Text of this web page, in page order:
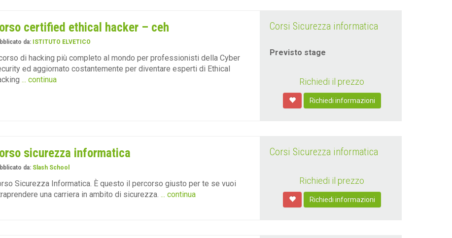
certified ethical hacker – ceh
da: ISTITUTO ELVETICO
di hacking più completo al mondo per professionisti della Cyber
ed aggiornato costantemente per diventare esperti di Ethical
... continua
Corsi Sicurezza informatica
Previsto stage
Richiedi il prezzo
Richiedi informazioni
sicurezza informatica
da: Slash School
Sicurezza Informatica. È questo il percorso giusto per te se vuoi
una carriera in ambito di sicurezza. ... continua
Corsi Sicurezza informatica
Richiedi il prezzo
Richiedi informazioni